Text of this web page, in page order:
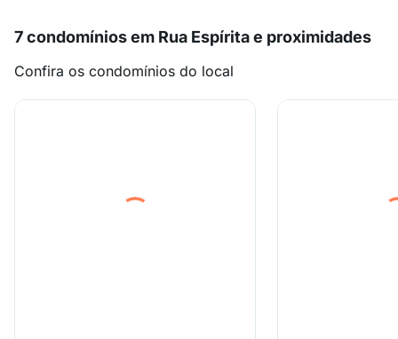
7 condomínios em Rua Espírita e proximidades
Confira os condomínios do local